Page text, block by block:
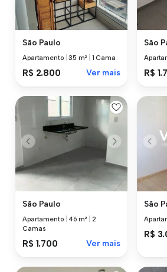
São Paulo
Apartamento |35 m² 1 Cama
R$ 2.800 Ver mais
São
R$
São Paulo
Apartamento 46 m²
2
Camas
R$ 1.700 Ver mais
São
R$